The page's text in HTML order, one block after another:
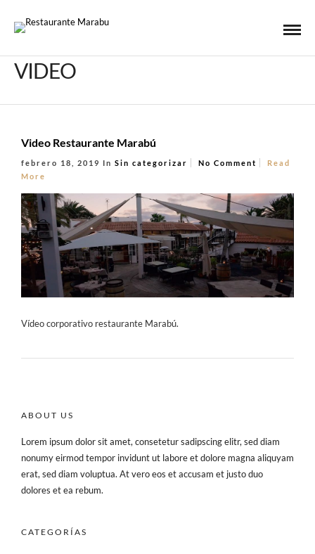
VIDEO
Video Restaurante Marabú
febrero 18, 2019 In Sin categorizar No Comment
Read
More
Vídeo corporativo restaurante Marabú.
ABOUT US
Lorem ipsum dolor sit amet, consetetur sadipscing elitr, sed diam
nonumy eirmod tempor invidunt ut labore et dolore magna aliquyam
erat, sed diam voluptua. At vero eos et accusam et justo duo
dolores et ea rebum.
CATEGORÍAS